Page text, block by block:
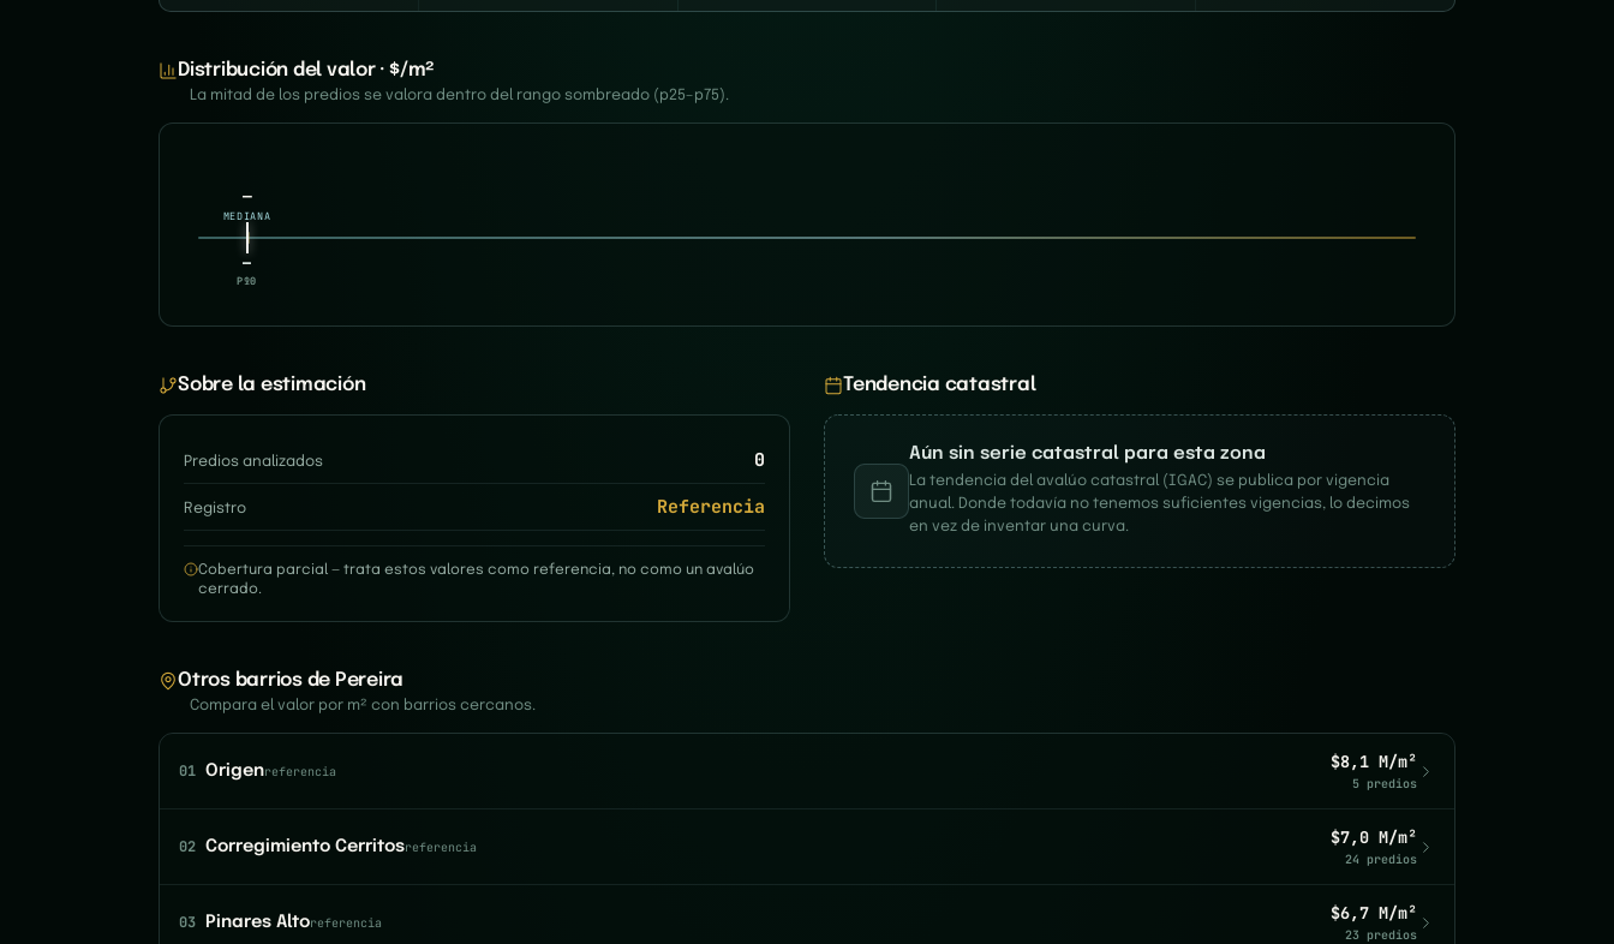
Distribución del valor · $/m²
La mitad de los predios se valora dentro del rango sombreado (p25–p75).
—
P10
—
MEDIANA
—
P90
Sobre la estimación
Predios analizados 0
Registro Referencia
Cobertura parcial — trata estos valores como referencia, no como un avalúo
cerrado.
Tendencia catastral
Aún sin serie catastral para esta zona
La tendencia del avalúo catastral (IGAC) se publica por vigencia
anual. Donde todavía no tenemos suficientes vigencias, lo decimos
en vez de inventar una curva.
Otros barrios de Pereira
Compara el valor por m² con barrios cercanos.
01 Origenreferencia $8,1 M/m²
5 predios
02 Corregimiento Cerritosreferencia $7,0 M/m²
24 predios
03 Pinares Altoreferencia $6,7 M/m²
23 predios